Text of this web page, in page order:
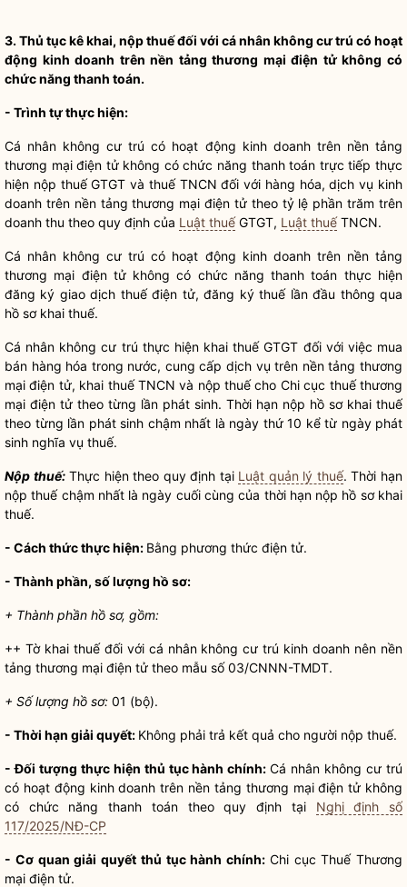
3. Thủ tục kê khai, nộp thuế đối với cá nhân không cư trú có hoạt
động kinh doanh trên nền tảng thương mại điện tử không có
chức năng thanh toán.
- Trình tự thực hiện:
Cá nhân không cư trú có hoạt động kinh doanh trên nền tảng
thương mại điện tử không có chức năng thanh toán trực tiếp thực
hiện nộp thuế GTGT và thuế TNCN đối với hàng hóa, dịch vụ kinh
doanh trên nền tảng thương mại điện tử theo tỷ lệ phần trăm trên
doanh thu theo quy định của Luật thuếGTGT, Luật thuếTNCN.
Cá nhân không cư trú có hoạt động kinh doanh trên nền tảng
thương mại điện tử không có chức năng thanh toán thực hiện
đăng ký giao dịch thuế điện tử, đăng ký thuế lần đầu thông qua
hồ sơkhai thuế.
Cá nhân không cư trú thực hiện khai thuế GTGT đối với việc mua
bán hàng hóa trong nước, cung cấp dịch vụ trên nền tảng thương
mại điện tử, khai thuế TNCN và nộp thuế cho Chi cục thuế thương
mại điện tử theo từng lần phát sinh. Thời hạn nộp hồ sơkhai thuế
theo từng lần phát sinh chậm nhất là ngày thứ 10 kể từ ngày phát
sinh nghĩa vụ thuế.
Nộp thuế:Thực hiện theo quy định tại Luật quản lý thuế. Thời hạn
nộp thuế chậm nhất là ngày cuối cùng của thời hạn nộp hồ sơkhai
thuế.
- Cách thức thực hiện: Bằng phương thức điện tử.
- Thành phần, số lượng hồ sơ:
+ Thành phần hồ sơ, gồm:
++ Tờ khai thuế đối với cá nhân không cư trú kinh doanh nên nền
tảng thương mại điện tử theo mẫu số 03/CNNN-TMDT.
+ Số lượng hồ sơ: 01 (bộ).
- Thời hạn giải quyết: Không phải trả kết quả cho người nộp thuế.
- Đối tượng thực hiện thủ tục hành chính:Cá nhân không cư trú
có hoạt động kinh doanh trên nền tảng thương mại điện tử không
có chức năng thanh toán theo quy định tại Nghị định số
117/2025/NĐ-CP
- Cơ quan giải quyết thủ tục hành chính: Chi cục Thuế Thương
mại điện tử.